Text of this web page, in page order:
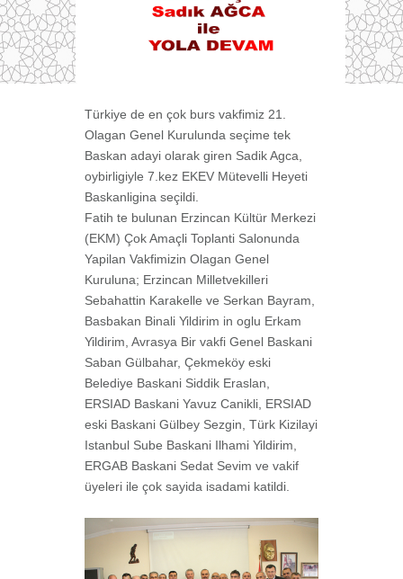
Türkiye de en çok burs vakfimiz 21.
Olagan Genel Kurulunda seçime tek
Baskan adayi olarak giren Sadik Agca,
oybirligiyle 7.kez EKEV Mütevelli Heyeti
Baskanligina seçildi.
Fatih te bulunan Erzincan Kültür Merkezi
(EKM) Çok Amaçli Toplanti Salonunda
Yapilan Vakfimizin Olagan Genel
Kuruluna; Erzincan Milletvekilleri
Sebahattin Karakelle ve Serkan Bayram,
Basbakan Binali Yildirim in oglu Erkam
Yildirim, Avrasya Bir vakfi Genel Baskani
Saban Gülbahar, Çekmeköy eski
Belediye Baskani Siddik Eraslan,
ERSIAD Baskani Yavuz Canikli, ERSIAD
eski Baskani Gülbey Sezgin, Türk Kizilayi
Istanbul Sube Baskani Ilhami Yildirim,
ERGAB Baskani Sedat Sevim ve vakif
üyeleri ile çok sayida isadami katildi.